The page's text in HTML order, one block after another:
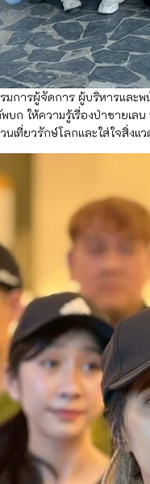
จัดการ ผู้บริหารและพนักง
บก ให้ความรู้เรื่องป่าชายเ
ที่ยวรักษ์โลกและใส่ใจสิ่งแ